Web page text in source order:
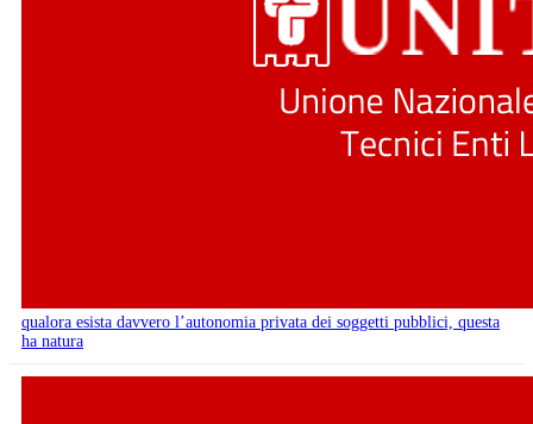
qualora esista davvero l’autonomia privata dei soggetti pubblici, questa
ha natura